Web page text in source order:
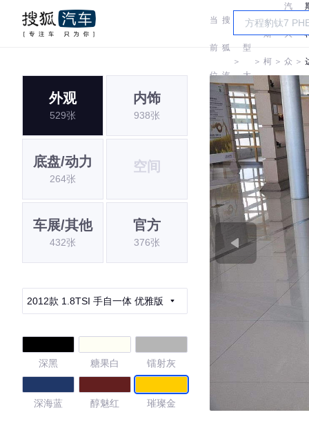
当
前
位
置:
搜
狐
汽
车
＞
车
型
大
全
＞
斯
柯
达
＞
汽
大
众
达
＞
外观
529张
内饰
938张
底盘/动力
264张
空间
车展/其他
432张
官方
376张
2012款 1.8TSI 手自一体 优雅版
深黑 糖果白 镭射灰
深海蓝 醇魅红 璀璨金